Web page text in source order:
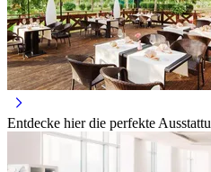
Entdecke hier die perfekte